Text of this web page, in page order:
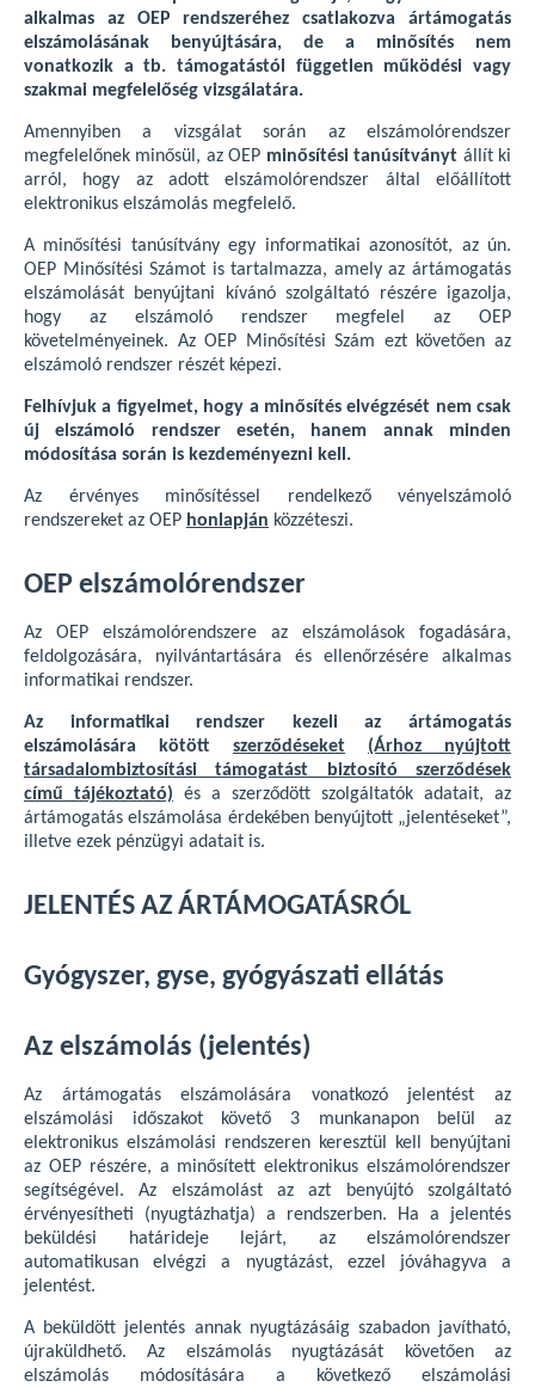
alkalmas az OEP rendszeréhez csatlakozva ártámogatás
elszámolásának benyújtására, de a minősítés nem
vonatkozik a tb. támogatástól független működési vagy
szakmai megfelelőség vizsgálatára.
Amennyiben a vizsgálat során az elszámolórendszer
megfelelőnek minősül, az OEP minősítési tanúsítványt állít ki
arról, hogy az adott elszámolórendszer által előállított
elektronikus elszámolás megfelelő.
A minősítési tanúsítvány egy informatikai azonosítót, az ún.
OEP Minősítési Számot is tartalmazza, amely az ártámogatás
elszámolását benyújtani kívánó szolgáltató részére igazolja,
hogy az elszámoló rendszer megfelel az OEP
követelményeinek. Az OEP Minősítési Szám ezt követően az
elszámoló rendszer részét képezi.
Felhívjuk a figyelmet, hogy a minősítés elvégzését nem csak
új elszámoló rendszer esetén, hanem annak minden
módosítása során is kezdeményezni kell.
Az érvényes minősítéssel rendelkező vényelszámoló
rendszereket az OEP honlapján közzéteszi.
OEP elszámolórendszer
Az OEP elszámolórendszere az elszámolások fogadására,
feldolgozására, nyilvántartására és ellenőrzésére alkalmas
informatikai rendszer.
Az informatikai rendszer kezeli az ártámogatás
elszámolására kötött szerződéseket
(Árhoz nyújtott
társadalombiztosítási támogatást biztosító szerződések
című tájékoztató) és a szerződött szolgáltatók adatait, az
ártámogatás elszámolása érdekében benyújtott „jelentéseket”,
illetve ezek pénzügyi adatait is.
JELENTÉS AZ ÁRTÁMOGATÁSRÓL
Gyógyszer, gyse, gyógyászati ellátás
Az elszámolás (jelentés)
Az ártámogatás elszámolására vonatkozó jelentést az
elszámolási időszakot követő 3 munkanapon belül az
elektronikus elszámolási rendszeren keresztül kell benyújtani
az OEP részére, a minősített elektronikus elszámolórendszer
segítségével. Az elszámolást az azt benyújtó szolgáltató
érvényesítheti (nyugtázhatja) a rendszerben. Ha a jelentés
beküldési határideje lejárt, az elszámolórendszer
automatikusan elvégzi a nyugtázást, ezzel jóváhagyva a
jelentést.
A beküldött jelentés annak nyugtázásáig szabadon javítható,
újraküldhető. Az elszámolás nyugtázását követően az
elszámolás módosítására a következő elszámolási